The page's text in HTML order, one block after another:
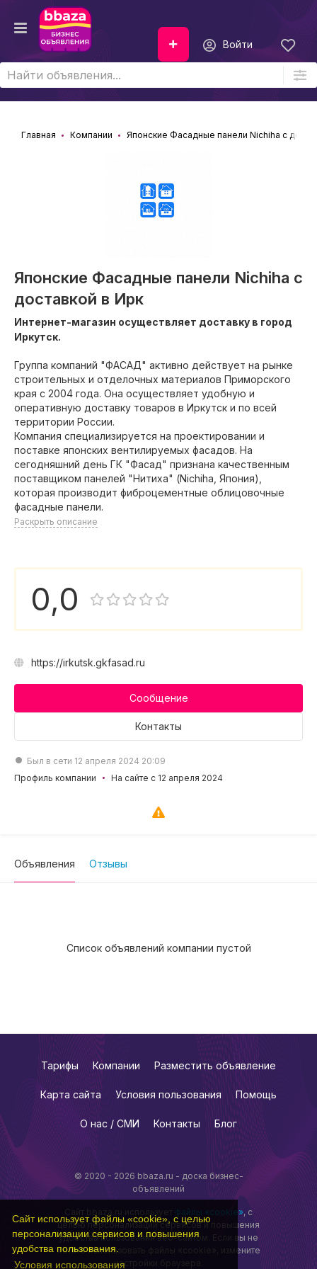
Сайт использует файлы «cookie», с целью
персонализации сервисов и повышения
удобства пользования.
Условия использования
Войти
Главная Компании Японские Фасадные панели Nichiha с
Японские Фасадные панели Nichiha с
доставкой в Ирк
Интернет-магазин осуществляет доставку в город
Иркутск.
Группа компаний "ФАСАД" активно действует на рынке
строительных и отделочных материалов Приморского
края с 2004 года. Она осуществляет удобную и
оперативную доставку товаров в Иркутск и по всей
территории России.
Компания специализируется на проектировании и
поставке японских вентилируемых фасадов. На
сегодняшний день ГК "Фасад" признана качественным
поставщиком панелей "Нитиха" (Nichiha, Япония),
которая производит фиброцементные облицовочные
фасадные панели.
Раскрыть описание
0,0
https://irkutsk.gkfasad.ru
Сообщение
Контакты
Был в сети 12 апреля 2024 20:09
Профиль компании
На сайте с 12 апреля 2024
Объявления Отзывы
Список объявлений компании пустой
© 2020 - 2026 bbaza.ru - доска бизнес-
объявлений
Сайт bbaza.ru использует файлы «cookie», с
целью персонализации сервисов и повышения
удобства пользования веб-сайтом. Если вы не
хотите использовать файлы «cookie», измените
настройки браузера.
Тарифы Компании Разместить объявление
Карта сайта Условия пользования Помощь
О нас / СМИ Контакты Блог